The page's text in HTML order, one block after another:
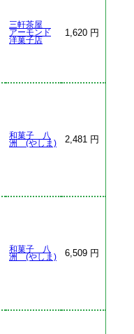
三軒茶屋
アーモンド
洋菓子店
1,620 円
和菓子 八
洲 (やしま)
2,481 円
和菓子 八
洲 (やしま)
6,509 円